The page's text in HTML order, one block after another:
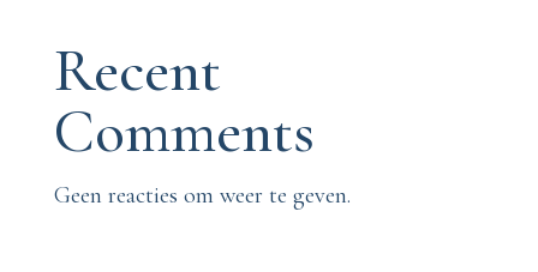
Recent
Comments
Geen reacties om weer te geven.